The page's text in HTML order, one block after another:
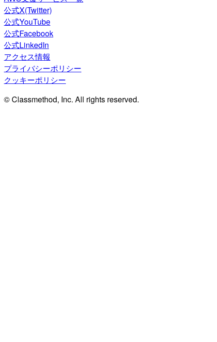
公式X(Twitter)
公式YouTube
公式Facebook
公式LinkedIn
アクセス情報
プライバシーポリシー
クッキーポリシー
© Classmethod, Inc. All rights reserved.